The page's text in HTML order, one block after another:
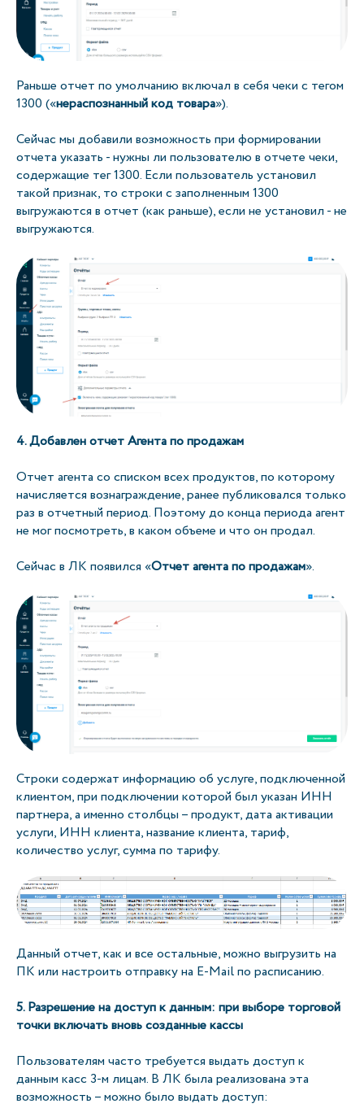
Раньше отчет по умолчанию включал в себя чеки с тегом
1300 («нераспознанный код товара»).
Сейчас мы добавили возможность при формировании
отчета указать - нужны ли пользователю в отчете чеки,
содержащие тег 1300. Если пользователь установил
такой признак, то строки с заполненным 1300
выгружаются в отчет (как раньше), если не установил - не
выгружаются.
4. Добавлен отчет Агента по продажам
Отчет агента со списком всех продуктов, по которому
начисляется вознаграждение, ранее публиковался только
раз в отчетный период. Поэтому до конца периода агент
не мог посмотреть, в каком объеме и что он продал.
Сейчас в ЛК появился «Отчет агента по продажам».
Строки содержат информацию об услуге, подключенной
клиентом, при подключении которой был указан ИНН
партнера, а именно столбцы – продукт, дата активации
услуги, ИНН клиента, название клиента, тариф,
количество услуг, сумма по тарифу.
Данный отчет, как и все остальные, можно выгрузить на
ПК или настроить отправку на E-Mail по расписанию.
5. Разрешение на доступ к данным: при выборе торговой
точки включать вновь созданные кассы
Пользователям часто требуется выдать доступ к
данным касс 3-м лицам. В ЛК была реализована эта
возможность – можно было выдать доступ: